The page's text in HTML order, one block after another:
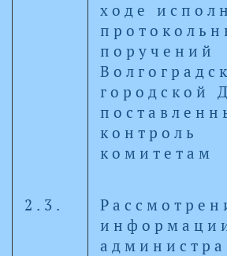
ходе
поручений
городской
контроль
комитетам
2.3.